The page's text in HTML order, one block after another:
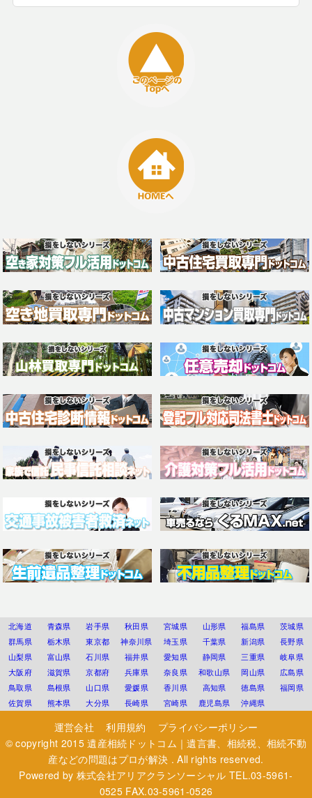
北海道 青森県 岩手県 秋田県 宮城県 山形県 福島県
茨城県
群馬県
栃木県 東京都 神奈川県 埼玉県 千葉県 新潟県
長野県
山梨県
富山県 石川県 福井県 愛知県 静岡県 三重県
岐阜県
大阪府
滋賀県 京都府 兵庫県 奈良県 和歌山県 岡山県
広島県
鳥取県
島根県 山口県 愛媛県 香川県 高知県 徳島県
福岡県
佐賀県
熊本県 大分県 長崎県 宮崎県 鹿児島県 沖縄県
運営会社 利用規約
プライバシーポリシー
© copyright 2015遺産相続ドットコム｜遺言書、相続税、相続不動
産などの問題はプロが解決 . All rights reserved.
Powered by 株式会社アリアクランソーシャル TEL.03-5961-
0525 FAX.03-5961-0526